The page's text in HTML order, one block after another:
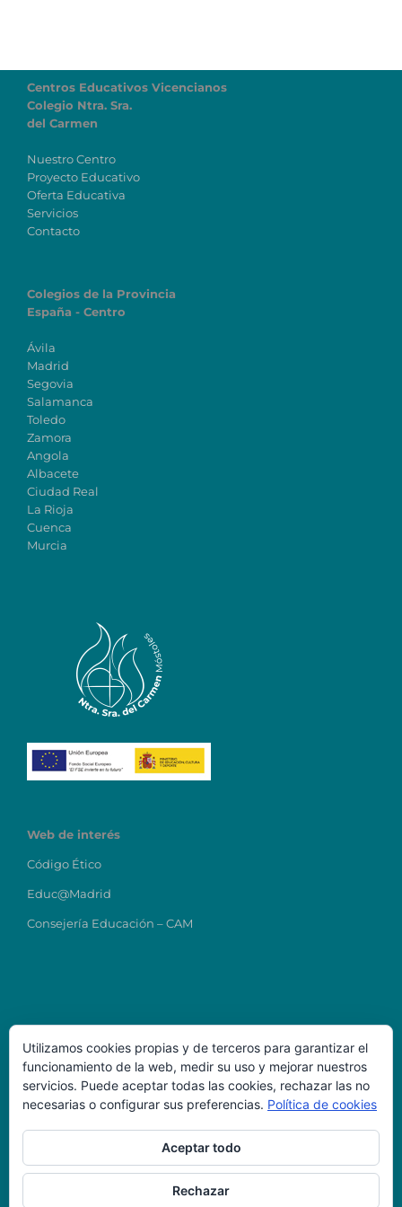
Centros Educativos Vicencianos
Colegio Ntra. Sra.
del Carmen
Nuestro Centro
Proyecto Educativo
Oferta Educativa
Servicios
Contacto
Colegios de la Provincia
España - Centro
Ávila
Madrid
Segovia
Salamanca
Toledo
Zamora
Angola
Albacete
Ciudad Real
La Rioja
Cuenca
Murcia
Web de interés
Código Ético
Educ@Madrid
Consejería Educación – CAM
Datos de Contacto
Colegio Ntra Sra del Carmen
direcciontitular@carmenmostoles.es
Código Centro: 28023224
Teléfono: 916456723
Dirección: C/ Chile, 4, 28938, Móstoles-Madrid
Utilizamos cookies propias y de terceros para garantizar el
funcionamiento de la web, medir su uso y mejorar nuestros
servicios. Puede aceptar todas las cookies, rechazar las no
necesarias o configurar sus preferencias. Política de cookies
Aceptar todo
Rechazar